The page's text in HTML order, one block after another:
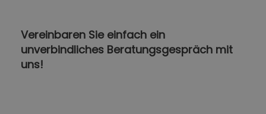
Vereinbaren Sie einfach ein
unverbindliches Beratungsgespräch mit
uns!